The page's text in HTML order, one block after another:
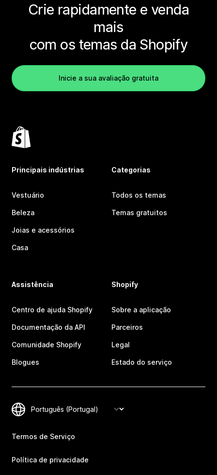
Crie rapidamente e venda
mais
com os temas da Shopify
Inicie a sua avaliação gratuita
Principais indústrias
Vestuário
Beleza
Joias e acessórios
Casa
Categorias
Todos os temas
Temas gratuitos
Assistência
Centro de ajuda Shopify
Documentação da API
Comunidade Shopify
Blogues
Shopify
Sobre a aplicação
Parceiros
Legal
Estado do serviço
Termos de Serviço
Política de privacidade